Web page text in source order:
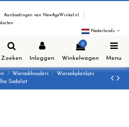
Aanbiedingen van NewAgeWinkel.nl
Nederlands
Zoeken Inloggen
0
Winkelwagen Menu
Wierookhouders
Wierookplankjes
Sodaliet